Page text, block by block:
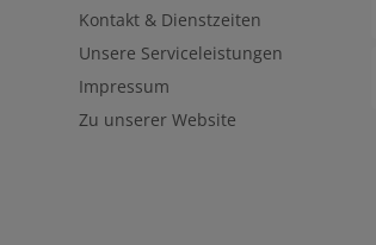
Kontakt & Dienstzeiten
Unsere Serviceleistungen
Impressum
Zu unserer Website